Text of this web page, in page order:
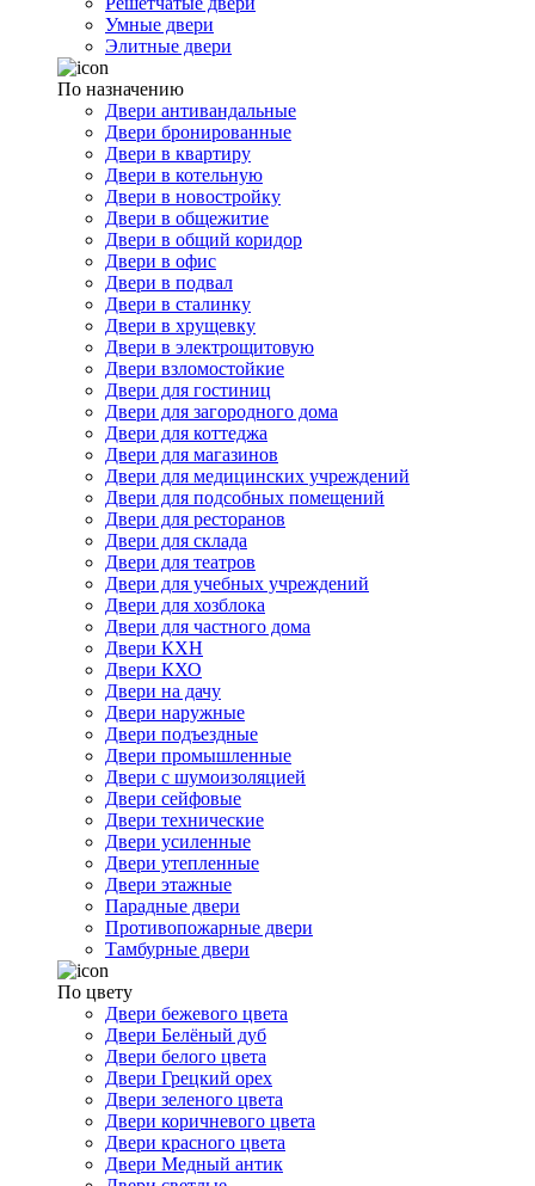
Умные двери
Элитные двери
По назначению
Двери антивандальные
Двери бронированные
Двери в квартиру
Двери в котельную
Двери в новостройку
Двери в общежитие
Двери в общий коридор
Двери в офис
Двери в подвал
Двери в сталинку
Двери в хрущевку
Двери в электрощитовую
Двери взломостойкие
Двери для гостиниц
Двери для загородного дома
Двери для коттеджа
Двери для магазинов
Двери для медицинских учреждений
Двери для подсобных помещений
Двери для ресторанов
Двери для склада
Двери для театров
Двери для учебных учреждений
Двери для хозблока
Двери для частного дома
Двери КХН
Двери КХО
Двери на дачу
Двери наружные
Двери подъездные
Двери промышленные
Двери с шумоизоляцией
Двери сейфовые
Двери технические
Двери усиленные
Двери утепленные
Двери этажные
Парадные двери
Противопожарные двери
Тамбурные двери
По цвету
Двери бежевого цвета
Двери Белёный дуб
Двери белого цвета
Двери Грецкий орех
Двери зеленого цвета
Двери коричневого цвета
Двери красного цвета
Двери Медный антик